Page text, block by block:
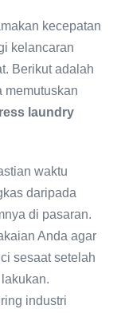
kecepatan
kelancaran
Berikut adalah
memutuskan
laundry
waktu
daripada
di pasaran.
Anda agar
sesaat setelah
industri